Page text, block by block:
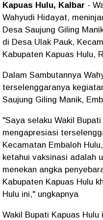
Kapuas Hulu, Kalbar -
Wahyudi Hidayat,
Desa Saujung Giling
di Desa Ulak Pauk,
Kabupaten Kapuas Hulu,
Dalam Sambutannya
terselenggaranya
Saujung Giling Manik,
"Saya selaku Wakil
mengapresiasi
Kecamatan Embaloh
ketahui vaksinasi adalah
menekan angka
Kabupaten Kapuas Hulu
Hulu ini," ungkapnya
Wakil Bupati Kapuas